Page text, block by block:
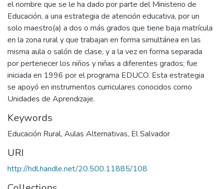
el nombre que se le ha dado por parte del Ministerio de
Educación, a una estrategia de atención educativa, por un
solo maestro(a) a dos o más grados que tiene baja matrícula
en la zona rural y que trabajan en forma simultánea en las
misma aula o salón de clase, y a la vez en forma separada
por pertenecer los niños y niñas a diferentes grados; fue
iniciada en 1996 por el programa EDUCO. Esta estrategia
se apoyó en instrumentos curriculares conocidos como
Unidades de Aprendizaje.
Keywords
Educación Rural, Aulas Alternativas, El Salvador
URI
http://hdl.handle.net/20.500.11885/108